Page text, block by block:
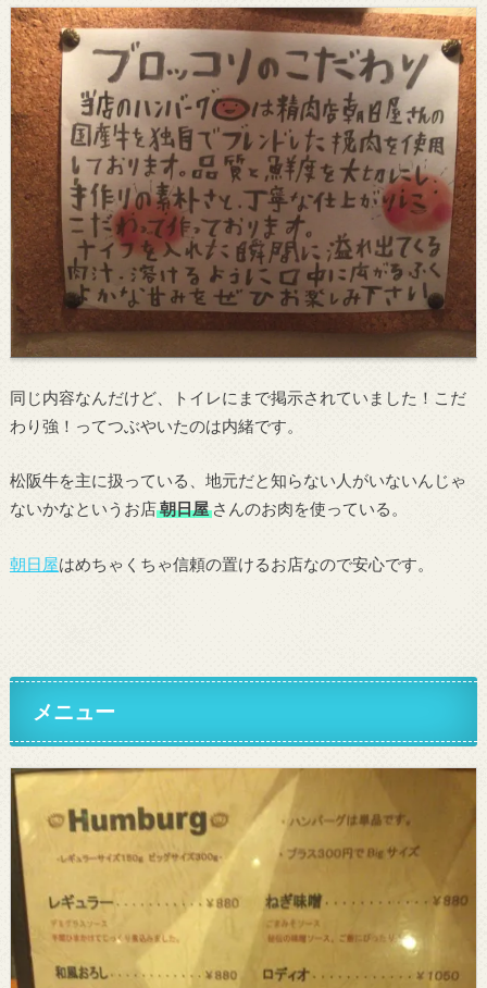
同じ内容なんだけど、トイレにまで掲示されていました！こだ
わり強！ってつぶやいたのは内緒です。
松阪牛を主に扱っている、地元だと知らない人がいないんじゃ
ないかなというお店朝日屋さんのお肉を使っている。
朝日屋はめちゃくちゃ信頼の置けるお店なので安心です。
メニュー